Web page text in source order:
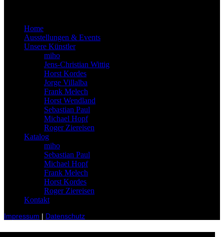
Home
Ausstellungen & Events
Unsere Künstler
miho
Jens-Christian Wittig
Horst Kordes
Jorge Villalba
Frank Melech
Horst Wendland
Sebastian Paul
Michael Hopf
Roger Ziereisen
Katalog
miho
Sebastian Paul
Michael Hopf
Frank Melech
Horst Kordes
Roger Ziereisen
Kontakt
Impressum Datenschutz